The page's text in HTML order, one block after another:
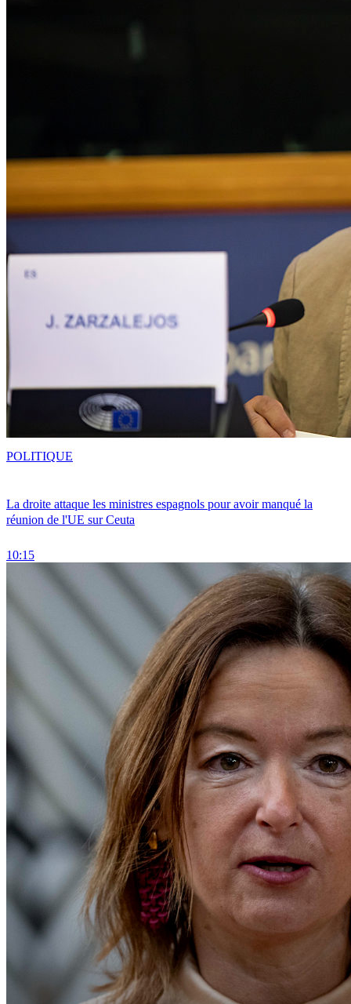
La droite attaque les ministres espagnols pour avoir manqué la
réunion de l'UE sur Ceuta
10:15
POLITIQUE